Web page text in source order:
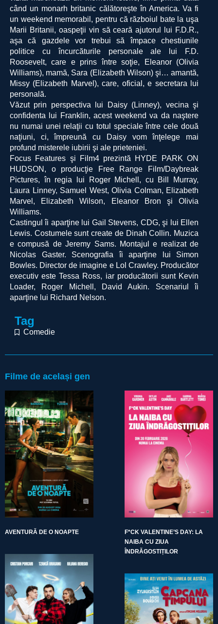
când un monarh britanic călătoreşte în America. Va fi
un weekend memorabil, pentru că războiul bate la uşa
Marii Britanii, oaspeţii vin să ceară ajutorul lui F.D.R.,
aşa că gazdele vor trebui să împace chestiunile
politice cu încurcăturile personale ale lui F.D.
Roosevelt, care e prins între soţie, Eleanor (Olivia
Williams), mamă, Sara (Elizabeth Wilson) şi… amantă,
Missy (Elizabeth Marvel), care, oficial, e secretara lui
personală.
Văzut prin perspectiva lui Daisy (Linney), vecina şi
confidenta lui Franklin, acest weekend va da naştere
nu numai unei relaţii cu totul speciale între cele două
naţiuni, ci, împreună cu Daisy vom înţelege mai
profund misterele iubirii şi ale prieteniei.
Focus Features şi Film4 prezintă HYDE PARK ON
HUDSON, o producţie Free Range Film/Daybreak
Pictures, în regia lui Roger Michell, cu Bill Murray,
Laura Linney, Samuel West, Olivia Colman, Elizabeth
Marvel, Elizabeth Wilson, Eleanor Bron şi Olivia
Williams.
Castingul îi aparţine lui Gail Stevens, CDG, şi lui Ellen
Lewis. Costumele sunt create de Dinah Collin. Muzica
e compusă de Jeremy Sams. Montajul e realizat de
Nicolas Gaster. Scenografia îi aparţine lui Simon
Bowles. Director de imagine e Lol Crawley. Producător
executiv este Tessa Ross, iar producătorii sunt Kevin
Loader, Roger Michell, David Aukin. Scenariul îi
aparţine lui Richard Nelson.
Tag
Comedie
Filme de același gen
AVENTURĂ DE O NOAPTE
F*CK VALENTINE’S DAY: LA
NAIBA CU ZIUA
ÎNDRĂGOSTIȚILOR